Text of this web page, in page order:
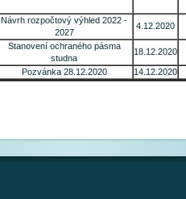
Návrh rozpočtový výhled 2022 -
2027
4.12.2020
Stanovení ochraného pásma
studna
18.12.2020
Pozvánka 28.12.2020
14.12.2020